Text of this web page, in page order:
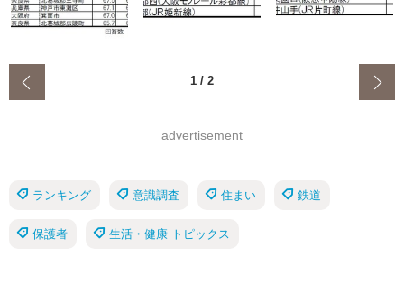
1 / 2
advertisement
ランキング 意識調査 住まい 鉄道
保護者 生活・健康 トピックス